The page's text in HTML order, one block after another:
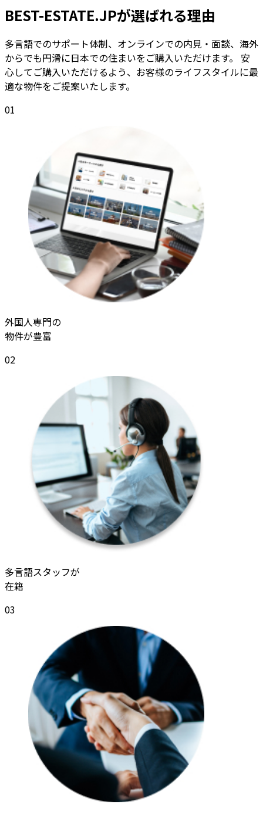
BEST-ESTATE.JPが選ばれる理由
多言語でのサポート体制、オンラインでの内見・面談、海外
からでも円滑に日本での住まいをご購入いただけます。 安
心してご購入いただけるよう、お客様のライフスタイルに最
適な物件をご提案いたします。
01
外国人専門の
物件が豊富
02
多言語スタッフが
在籍
03